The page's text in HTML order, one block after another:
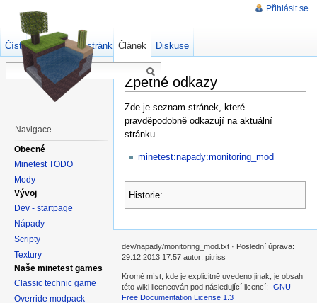
Zpětné odkazy
Zde je seznam stránek, které
pravděpodobně odkazují na aktuální
stránku.
minetest:napady:monitoring_mod
Historie:
Přihlásit se
Článek Diskuse
Číst Zdrojový kód stránky Starší verze
Navigace
Obecné
Minetest TODO
Mody
Vývoj
Dev - startpage
Nápady
Scripty
Textury
Naše minetest games
Classic technic game
Override modpack
dev/napady/monitoring_mod.txt · Poslední úprava:
29.12.2013 17:57 autor: pitriss
Kromě míst, kde je explicitně uvedeno jinak, je obsah
této wiki licencován pod následující licencí:
GNU
Free Documentation License 1.3